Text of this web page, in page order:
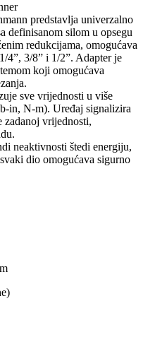
predstavlja univerzalno
definisanom silom u opsegu
redukcijama, omogućava
4”, 3/8” i 1/2”. Adapter je
koji omogućava
sve vrijednosti u više
in, N-m). Uređaj signalizira
zadanoj vrijednosti,
neaktivnosti štedi energiju,
dio omogućava sigurno